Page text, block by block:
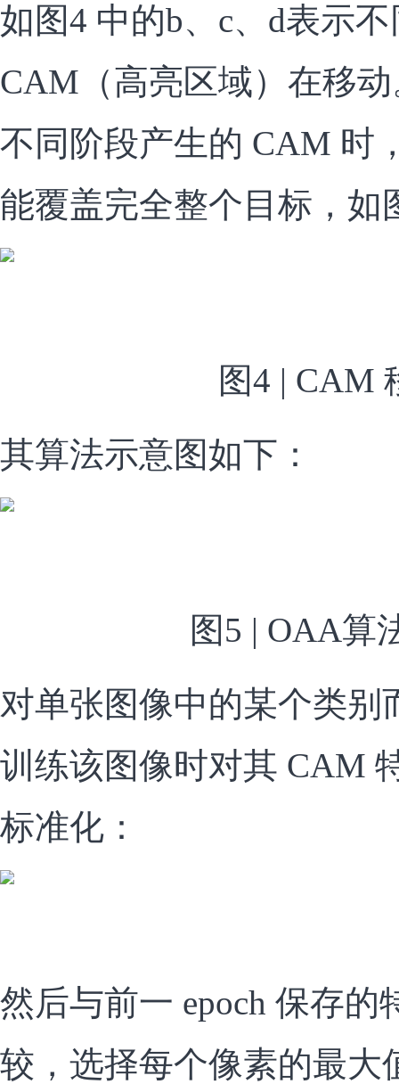
如图4 中的b、c、d表示
CAM（高亮区域）在移
不同阶段产生的 CAM 时
能覆盖完全整个目标，如
图4 | CAM
其算法示意图如下：
图5 | OAA算
对单张图像中的某个类别
训练该图像时对其 CAM
标准化：
然后与前一 epoch 保存
较，选择每个像素的最大